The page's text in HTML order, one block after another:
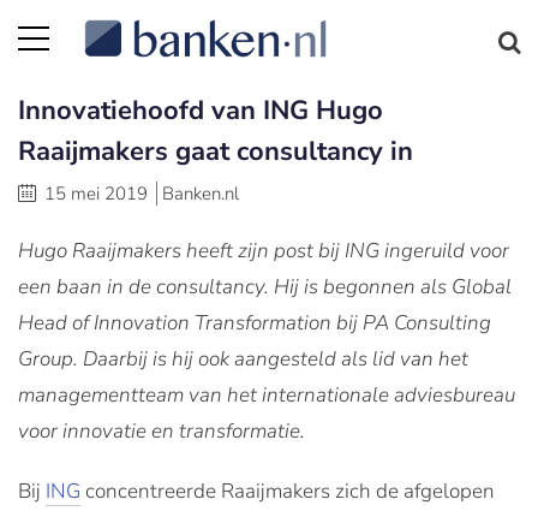
Innovatiehoofd van ING Hugo
Raaijmakers gaat consultancy in
15 mei 2019 Banken.nl
Hugo Raaijmakers heeft zijn post bij ING ingeruild voor
een baan in de consultancy. Hij is begonnen als Global
Head of Innovation Transformation bij PA Consulting
Group. Daarbij is hij ook aangesteld als lid van het
managementteam van het internationale adviesbureau
voor innovatie en transformatie.
Bij ING concentreerde Raaijmakers zich de afgelopen